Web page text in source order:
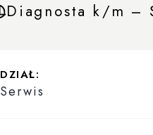
Diagnosta k/m –
DZIAŁ:
Serwis